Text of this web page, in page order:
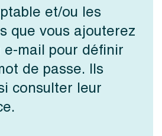
et/ou les
que vous ajouterez
mail pour définir
de passe. Ils
consulter leur